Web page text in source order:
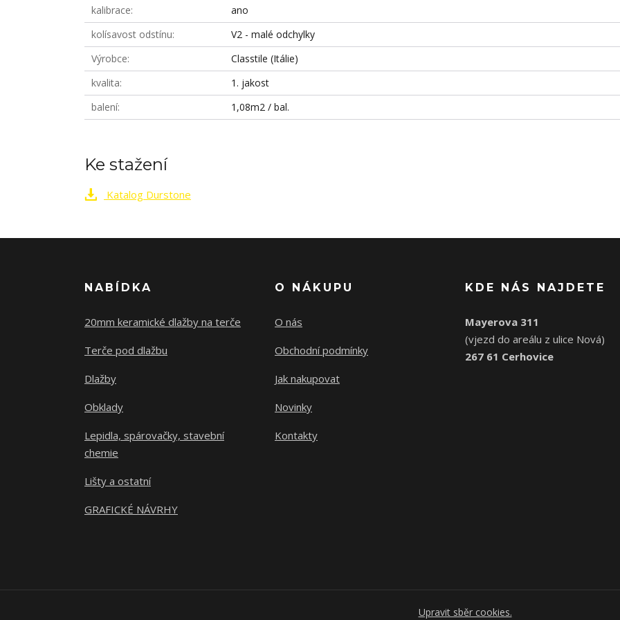
kalibrace
ano
kolísavost odstínu
V2 - malé odchylky
Výrobce
Classtile (Itálie)
kvalita
1. jakost
balení
1,08m2 / bal.
Ke stažení
Katalog Durstone
NABÍDKA
20mm keramické dlažby na terče
Terče pod dlažbu
Dlažby
Obklady
Lepidla, spárovačky, stavební
chemie
Lišty a ostatní
GRAFICKÉ NÁVRHY
O NÁKUPU
O nás
Obchodní podmínky
Jak nakupovat
Novinky
Kontakty
KDE NÁS NAJDETE
Mayerova 311
(vjezd do areálu z ulice Nová)
267 61 Cerhovice
Upravit sběr cookies.